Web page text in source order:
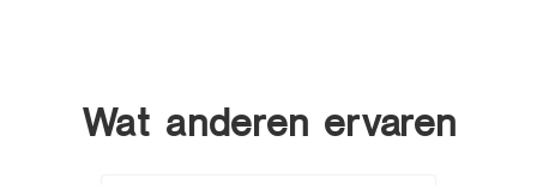
Wat anderen ervaren